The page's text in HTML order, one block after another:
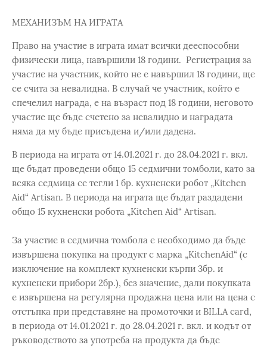
МЕХАНИЗЪМ НА ИГРАТА
Право на участие в играта имат всички дееспособни
физически лица, навършили 18 години. Регистрация за
участие на участник, който не е навършил 18 години, ще
се счита за невалидна. В случай че участник, който е
спечелил награда, е на възраст под 18 години, неговото
участие ще бъде счетено за невалидно и наградата
няма да му бъде присъдена и/или дадена.
В периода на играта от 14.01.2021 г. до 28.04.2021 г. вкл.
ще бъдат проведени общо 15 седмични томболи, като за
всяка седмица се тегли 1 бр. кухненски робот „Kitchen
Aid“ Artisan. В периода на играта ще бъдат раздадени
общо 15 кухненски робота „Kitchen Aid“ Artisan.
За участие в седмична томбола е необходимо да бъде
извършена покупка на продукт с марка „KitchenAid“ (с
изключение на комплект кухненски кърпи 3бр. и
кухненски прибори 2бр.), без значение, дали покупката
е извършена на регулярна продажна цена или на цена с
отстъпка при представяне на промоточки и BILLA card,
в периода от 14.01.2021 г. до 28.04.2021 г. вкл. и кодът от
ръководството за употреба на продукта да бъде